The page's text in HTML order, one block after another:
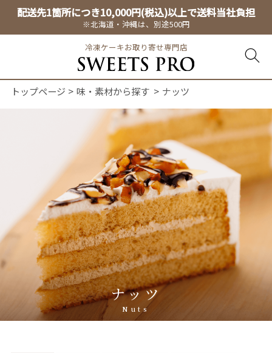
配送先1箇所につき10,000円(税込)以上で送料当社負担
※北海道・沖縄は、別途500円
冷凍ケーキお取り寄せ専門店
トップページ 味・素材から探す ナッツ
ナッツ
Nuts